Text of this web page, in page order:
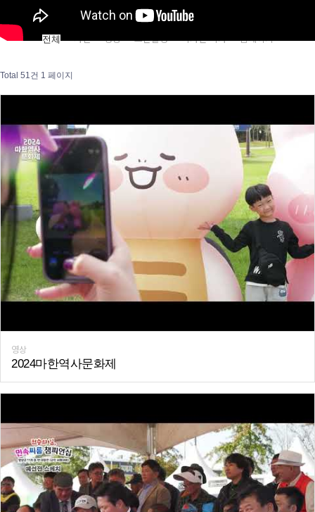
전체 사진 영상 드론촬영 디자인·책자 홈페이지
Total 51건 1 페이지
영상
2024마한역사문화제